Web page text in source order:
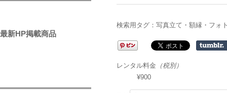
検索用タグ：写真立て・額縁・フォ
レンタル料金 （税別）
¥900
最新HP掲載商品